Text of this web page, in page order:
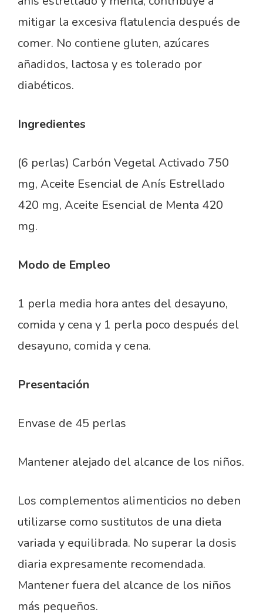
mitigar la excesiva flatulencia después de
comer. No contiene gluten, azúcares
añadidos, lactosa y es tolerado por
diabéticos.
Ingredientes
(6 perlas) Carbón Vegetal Activado 750
mg, Aceite Esencial de Anís Estrellado
420 mg, Aceite Esencial de Menta 420
mg.
Modo de Empleo
1 perla media hora antes del desayuno,
comida y cena y 1 perla poco después del
desayuno, comida y cena.
Presentación
Envase de 45 perlas
Mantener alejado del alcance de los niños.
Los complementos alimenticios no deben
utilizarse como sustitutos de una dieta
variada y equilibrada. No superar la dosis
diaria expresamente recomendada.
Mantener fuera del alcance de los niños
más pequeños.